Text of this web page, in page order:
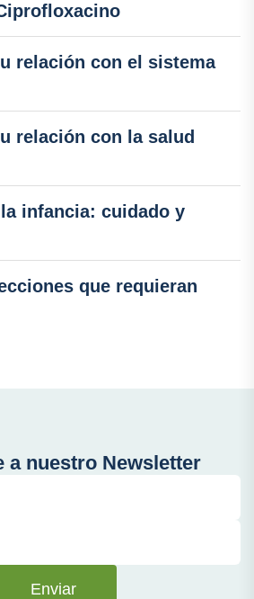
relación con el sistema
relación con la salud
infancia: cuidado y
que requieran
a nuestro Newsletter
Enviar